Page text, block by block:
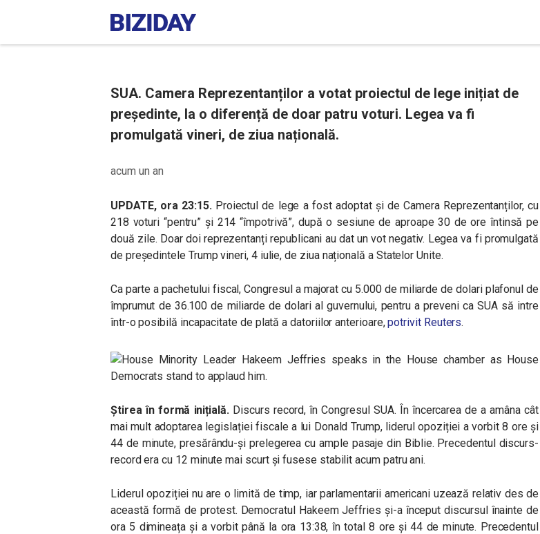
SUA. Camera Reprezentanților a votat proiectul de lege inițiat de
președinte, la o diferență de doar patru voturi. Legea va fi
promulgată vineri, de ziua națională.
acum un an
UPDATE, ora 23:15.Proiectul de lege a fost adoptat și de Camera Reprezentanților, cu
218 voturi “pentru” și 214 “împotrivă”, după o sesiune de aproape 30 de ore întinsă pe
două zile. Doar doi reprezentanți republicani au dat un vot negativ. Legea va fi promulgată
de președintele Trump vineri, 4 iulie, de ziua națională a Statelor Unite.
Ca parte a pachetului fiscal, Congresul a majorat cu 5.000 de miliarde de dolari plafonul de
împrumut de 36.100 de miliarde de dolari al guvernului, pentru a preveni ca SUA să intre
într-o posibilă incapacitate de plată a datoriilor anterioare,potrivit Reuters.
Știrea în formă inițială.Discurs record, în Congresul SUA. În încercarea de a amâna cât
mai mult adoptarea legislației fiscale a lui Donald Trump, liderul opoziției a vorbit 8 ore și
44 de minute, presărându-și prelegerea cu ample pasaje din Biblie. Precedentul discurs-
record era cu 12 minute mai scurt și fusese stabilit acum patru ani.
Liderul opoziției nu are o limită de timp, iar parlamentarii americani uzează relativ des de
această formă de protest. Democratul Hakeem Jeffries și-a început discursul înainte de
ora 5 dimineața și a vorbit până la ora 13:38, în total 8 ore și 44 de minute. Precedentul